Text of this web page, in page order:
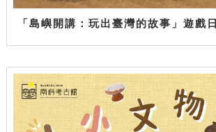
「島嶼開講：玩出臺灣的故事」遊戲日